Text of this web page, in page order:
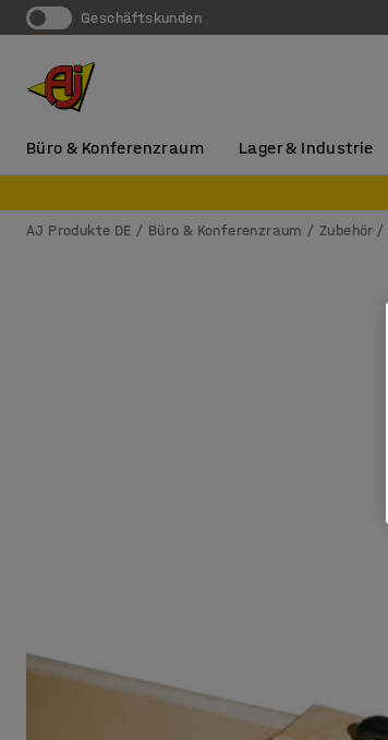
Geschäftskunden
Büro & Konferenzraum Lager & Industrie
AJ Produkte DE Büro & Konferenzraum Zubehör